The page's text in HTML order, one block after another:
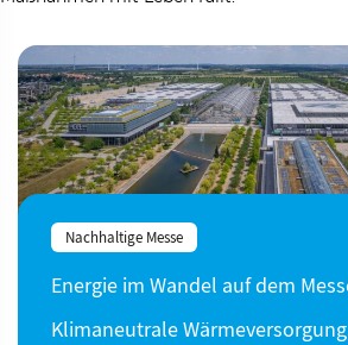
Nachhaltige Messe
Energie im Wandel auf dem
Klimaneutrale